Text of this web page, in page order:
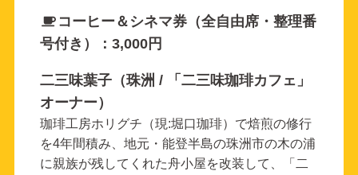
コーヒー＆シネマ券（全自由席・整理番
号付き）：3,000円
二三味葉子（珠洲 / 「二三味珈琲カフェ」
オーナー）
珈琲工房ホリグチ（現:堀口珈琲）で焙煎の修行
を4年間積み、地元・能登半島の珠洲市の木の浦
に親族が残してくれた舟小屋を改装して、「二